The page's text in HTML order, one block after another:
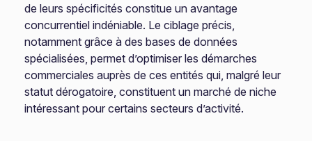
de leurs spécificités constitue un avantage
concurrentiel indéniable. Le ciblage précis,
notamment grâce à des bases de données
spécialisées, permet d’optimiser les démarches
commerciales auprès de ces entités qui, malgré leur
statut dérogatoire, constituent un marché de niche
intéressant pour certains secteurs d’activité.